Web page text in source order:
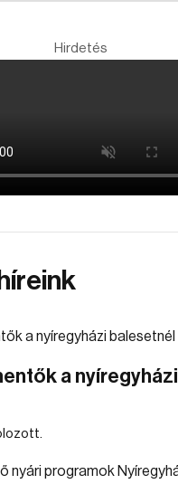
Hirdetés
a nyíregyházi